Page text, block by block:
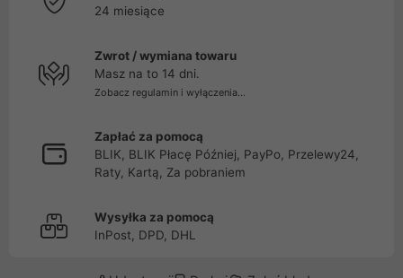
24 miesiące
Zwrot / wymiana towaru
Masz na to 14 dni.
Zobacz regulamin i wyłączenia...
Zapłać za pomocą
BLIK, BLIK Płacę Później, PayPo, Przelewy24,
Raty, Kartą, Za pobraniem
Wysyłka za pomocą
InPost, DPD, DHL